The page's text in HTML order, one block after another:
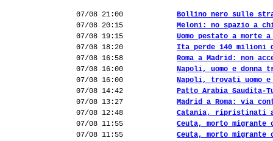
07/08 21:00
Bollino nero sulle
07/08 20:15
Meloni: no spazio a
07/08 19:15
Uomo pestato a morte
07/08 18:20
Ita perde 140 milioni
07/08 16:58
Roma a Madrid: non
07/08 16:00
Napoli, uomo e donna
07/08 16:00
Napoli, trovati uomo e
07/08 14:42
Patto Arabia Saudita-
07/08 13:27
Madrid a Roma: via
07/08 12:48
Catania, ripristinati
07/08 11:55
Ceuta, morto migrante
07/08 11:55
Ceuta, morto migrante